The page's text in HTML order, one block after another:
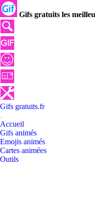
Gifs gratuits les
Gifs gratuits.fr
Accueil
Gifs animés
Emojis animés
Cartes animées
Outils